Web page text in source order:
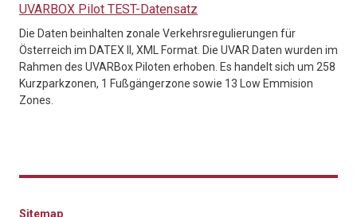
UVARBOX Pilot TEST-Datensatz
Die Daten beinhalten zonale Verkehrsregulierungen für
Österreich im DATEX II, XML Format. Die UVAR Daten wurden im
Rahmen des UVARBox Piloten erhoben. Es handelt sich um 258
Kurzparkzonen, 1 Fußgängerzone sowie 13 Low Emmision
Zones.
Sitemap